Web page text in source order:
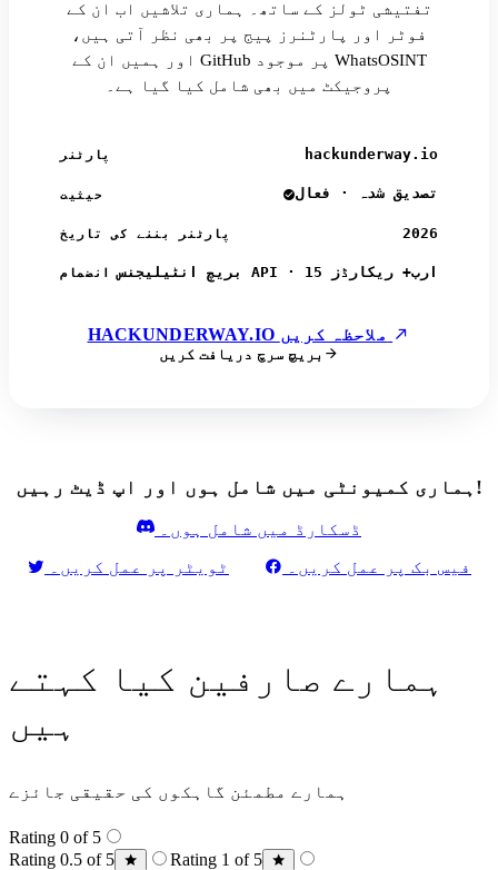
تفتیشی ٹولز کے ساتھ۔ ہماری تلاشیں اب ان کے
فوٹر اور پارٹنرز پیج پر بھی نظر آتی ہیں،
اور ہمیں ان کے GitHub پر موجود WhatsOSINT
پروجیکٹ میں بھی شامل کیا گیا ہے۔
پارٹنر hackunderway.io
حیثیت تصدیق شدہ · فعال
پارٹنر بننے کی تاریخ 2026
انضمام بریچ انٹیلیجنس API · 15 ارب+ ریکارڈز
بریچ سرچ دریافت کریں
ہماری کمیونٹی میں شامل ہوں اور اپ ڈیٹ رہیں!
ڈسکارڈ میں شامل ہوں۔
ٹویٹر پر عمل کریں۔
فیس بک پر عمل کریں۔
ہمارے صارفین کیا کہتے
ہیں
ہمارے مطمئن گاہکوں کی حقیقی جائزے
Rating 0 of 5
Rating 0.5 of 5
Rating 1 of 5